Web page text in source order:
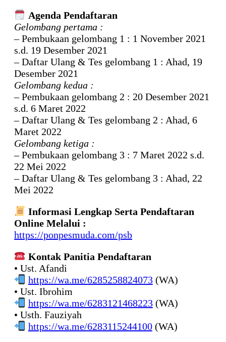
Agenda Pendaftaran
Gelombang pertama :
– Pembukaan gelombang 1 : 1 November 2021
s.d. 19 Desember 2021
– Daftar Ulang & Tes gelombang 1 : Ahad, 19
Desember 2021
Gelombang kedua :
– Pembukaan gelombang 2 : 20 Desember 2021
s.d. 6 Maret 2022
– Daftar Ulang & Tes gelombang 2 : Ahad, 6
Maret 2022
Gelombang ketiga :
– Pembukaan gelombang 3 : 7 Maret 2022 s.d.
22 Mei 2022
– Daftar Ulang & Tes gelombang 3 : Ahad, 22
Mei 2022
Informasi Lengkap Serta Pendaftaran
Online Melalui :
https://ponpesmuda.com/psb
Kontak Panitia Pendaftaran
• Ust. Afandi
https://wa.me/6285258824073(WA)
• Ust. Ibrohim
https://wa.me/6283121468223(WA)
• Usth. Fauziyah
https://wa.me/6283115244100(WA)